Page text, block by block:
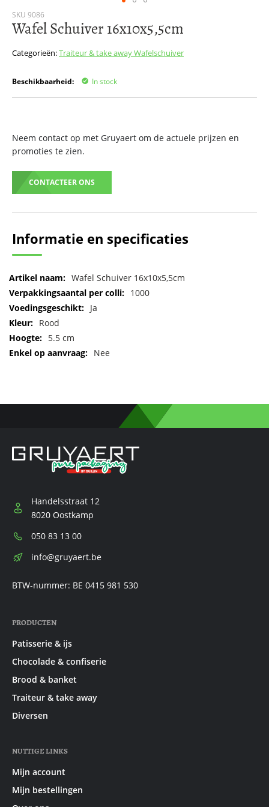
SKU 9086
Wafel Schuiver 16x10x5,5cm
Categorieën:Traiteur & take awayWafelschuiver
Beschikbaarheid: In stock
Neem contact op met Gruyaert om de actuele prijzen en
promoties te zien.
CONTACTEER ONS
Ga
naar
begin
afbeeldingen-
gallerij
Informatie en specificaties
Meer
informatie
Wafel Schuiver 16x10x5,5cm
1000
Ja
Rood
5.5 cm
Nee
Handelsstraat 12
8020 Oostkamp
Telefoon:
050 83 13 00
E-
info@gruyaert.be
BTW-nummer: BE 0415 981 530
PRODUCTEN
Patisserie & ijs
Chocolade & confiserie
Brood & banket
Traiteur & take away
Diversen
NUTTIGE LINKS
Mijn account
Mijn bestellingen